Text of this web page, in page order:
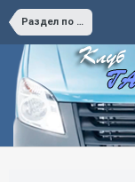
Раздел по ЗМЗ-405.24 E-3